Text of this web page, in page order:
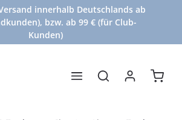
innerhalb Deutschlands ab
bzw. ab 99 € (für Club-
Kunden)